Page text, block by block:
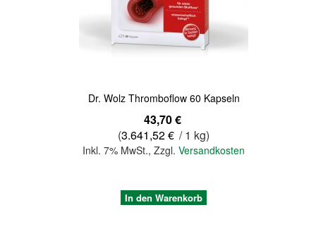
Dr. Wolz Thromboflow 60 Kapseln
43,70 €
(3.641,52 € / 1 kg)
Inkl. 7% MwSt.,Zzgl.Versandkosten
In den Warenkorb